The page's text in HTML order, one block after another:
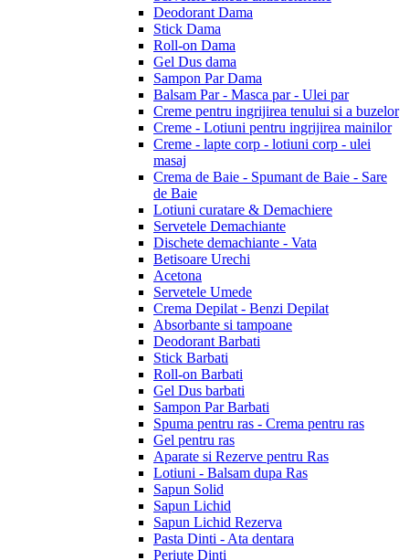
Deodorant Dama
Stick Dama
Roll-on Dama
Gel Dus dama
Sampon Par Dama
Balsam Par - Masca par - Ulei par
Creme pentru ingrijirea tenului si a buzelor
Creme - Lotiuni pentru ingrijirea mainilor
Creme - lapte corp - lotiuni corp - ulei
masaj
Crema de Baie - Spumant de Baie - Sare
de Baie
Lotiuni curatare & Demachiere
Servetele Demachiante
Dischete demachiante - Vata
Betisoare Urechi
Acetona
Servetele Umede
Crema Depilat - Benzi Depilat
Absorbante si tampoane
Deodorant Barbati
Stick Barbati
Roll-on Barbati
Gel Dus barbati
Sampon Par Barbati
Spuma pentru ras - Crema pentru ras
Gel pentru ras
Aparate si Rezerve pentru Ras
Lotiuni - Balsam dupa Ras
Sapun Solid
Sapun Lichid
Sapun Lichid Rezerva
Pasta Dinti - Ata dentara
Periute Dinti